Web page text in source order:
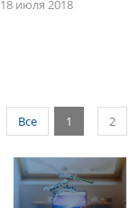
18 июля 2018
1 2
Все